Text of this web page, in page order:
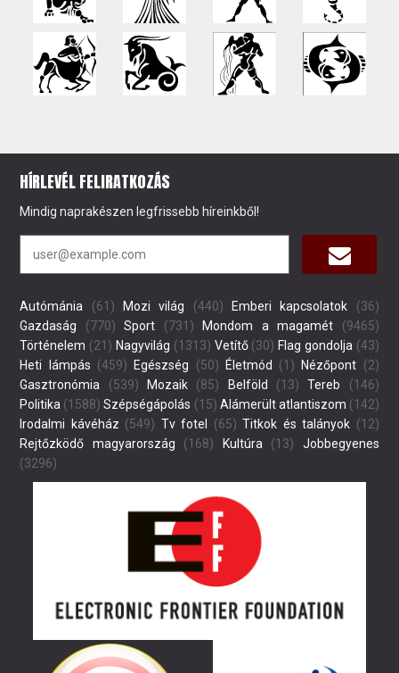
HÍRLEVÉL FELIRATKOZÁS
Mindig naprakészen legfrissebb híreinkből!
Autómánia (61) Mozi világ (440) Emberi kapcsolatok (36)
Gazdaság (770) Sport (731) Mondom a magamét (9465)
Történelem (21) Nagyvilág (1313) Vetítő(30) Flag gondolja (43)
Heti lámpás (459) Egészség (50) Életmód (1) Nézőpont (2)
Gasztronómia (539) Mozaik (85) Belföld (13) Tereb (146)
Politika (1588) Szépségápolás (15) Alámerült atlantiszom (142)
Irodalmi kávéház (549) Tv fotel (65) Titkok és talányok (12)
Rejtőzködő magyarország (168) Kultúra (13)
Jobbegyenes
(3296)